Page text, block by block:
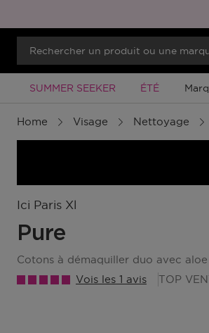
Promotion À Durée Limitée
SUMMER SEEKER Promotion À
ÉTÉ
Home Visage Nettoyage
Ici Paris Xl
Pure
cotons à démaquiller duo avec
Vois les 1 avis
TOP